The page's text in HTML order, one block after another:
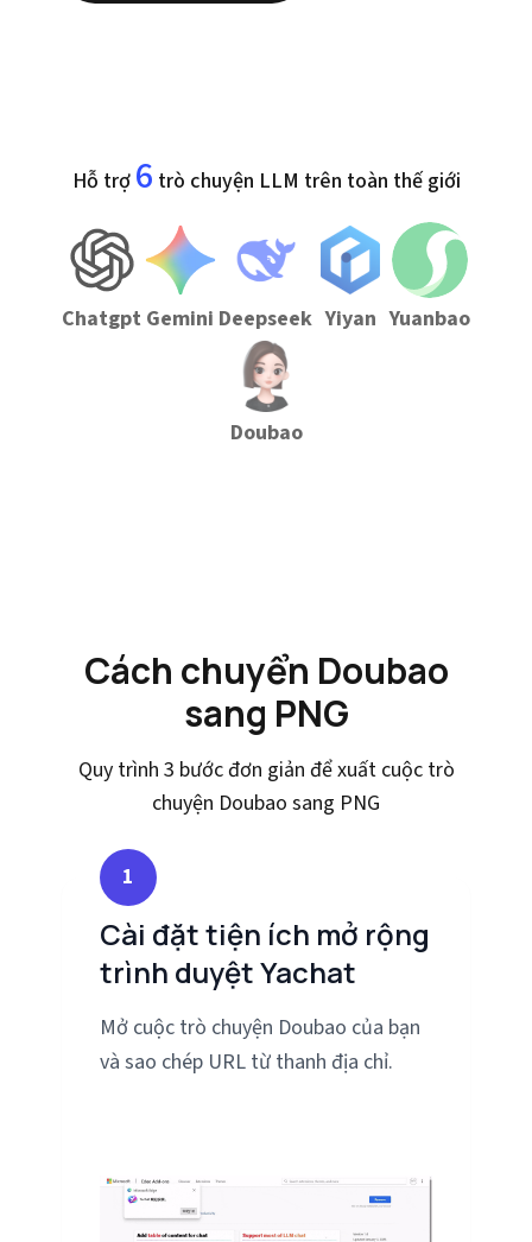
Hỗ trợ 6 trò chuyện LLM trên toàn thế giới
Chatgpt Gemini Deepseek Yiyan Yuanbao
Doubao
Cách chuyển Doubao
sang PNG
Quy trình 3 bước đơn giản để xuất cuộc trò
chuyện Doubao sang PNG
1
Cài đặt tiện ích mở rộng
trình duyệt Yachat
Mở cuộc trò chuyện Doubao của bạn
và sao chép URL từ thanh địa chỉ.